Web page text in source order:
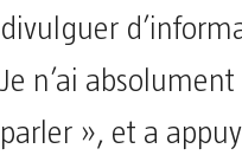
divulguer
Je n’ai
parler », et a